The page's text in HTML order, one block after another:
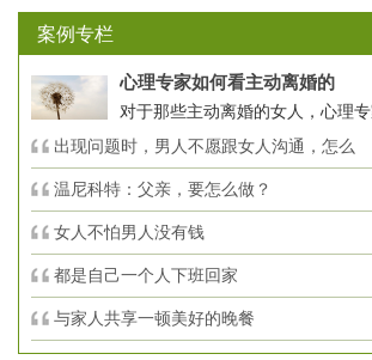
案例专栏
心理专家如何看主动离婚的
对于那些主动离婚的女人，心理
出现问题时，男人不愿跟女人沟通，怎么
温尼科特：父亲，要怎么做？
女人不怕男人没有钱
都是自己一个人下班回家
与家人共享一顿美好的晚餐